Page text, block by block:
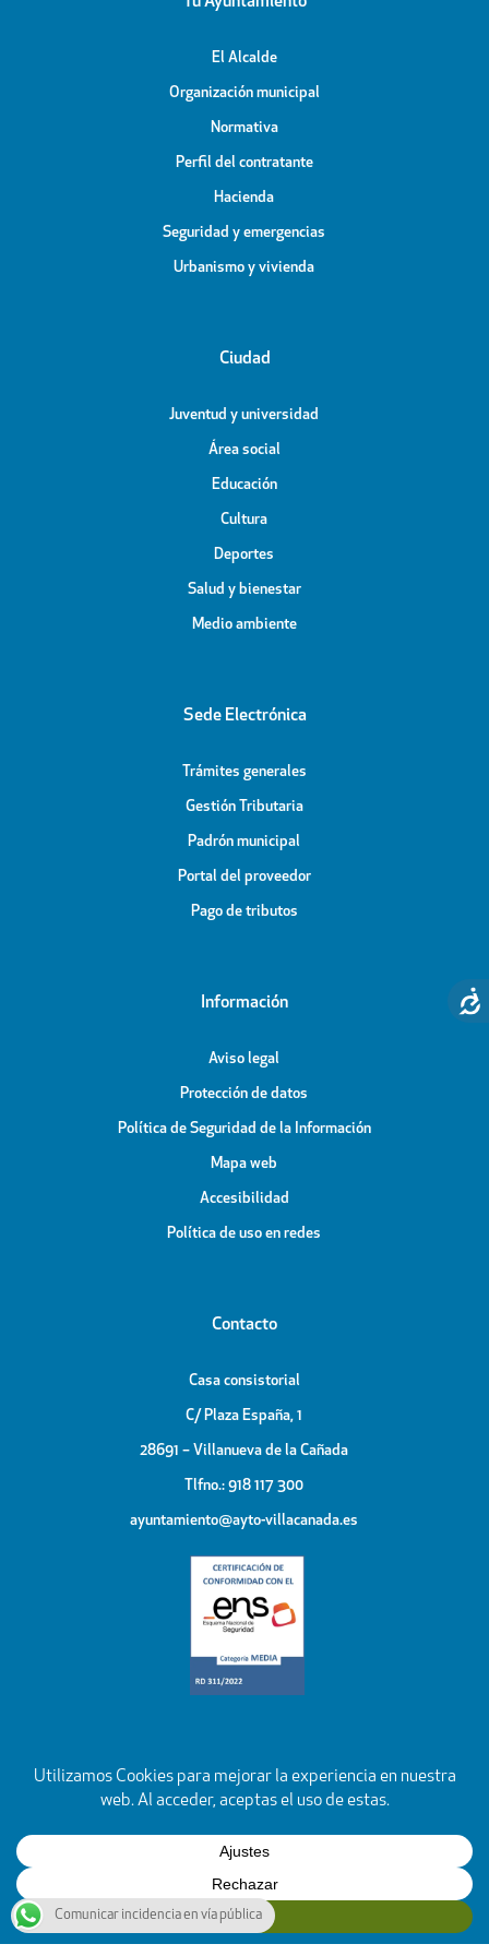
El Alcalde
Organización municipal
Normativa
Perfil del contratante
Hacienda
Seguridad y emergencias
Urbanismo y vivienda
Ciudad
Juventud y universidad
Área social
Educación
Cultura
Deportes
Salud y bienestar
Medio ambiente
Sede Electrónica
Trámites generales
Gestión Tributaria
Padrón municipal
Portal del proveedor
Pago de tributos
Información
Aviso legal
Protección de datos
Política de Seguridad de la Información
Mapa web
Accesibilidad
Política de uso en redes
Contacto
Casa consistorial
C/ Plaza España, 1
28691 – Villanueva de la Cañada
Tlfno.: 918 117 300
ayuntamiento@ayto-villacanada.es
Comunicar incidencia en vía pública